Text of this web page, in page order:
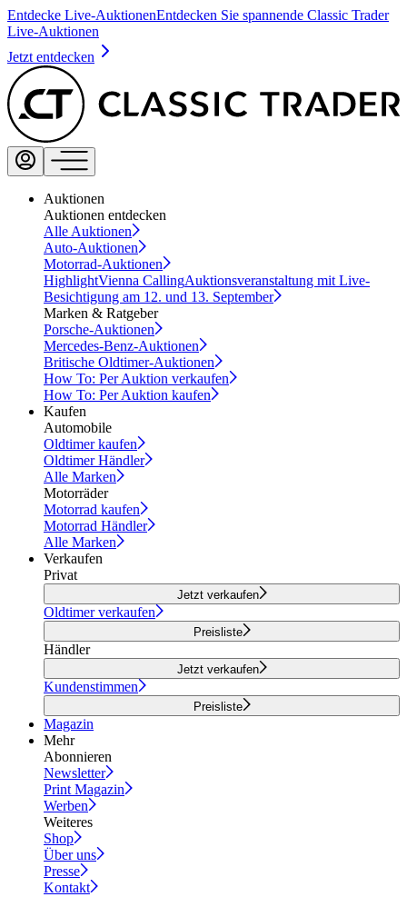
Entdecke Live-AuktionenEntdecken Sie spannende Classic Trader
Live-Auktionen
Jetzt entdecken
Auktionen
Auktionen entdecken
Alle Auktionen
Auto-Auktionen
Motorrad-Auktionen
HighlightVienna CallingAuktionsveranstaltung mit Live-
Besichtigung am 12. und 13. September
Marken & Ratgeber
Porsche-Auktionen
Mercedes-Benz-Auktionen
Britische Oldtimer-Auktionen
How To: Per Auktion verkaufen
How To: Per Auktion kaufen
Kaufen
Automobile
Oldtimer kaufen
Oldtimer Händler
Alle Marken
Motorräder
Motorrad kaufen
Motorrad Händler
Alle Marken
Verkaufen
Privat
Jetzt verkaufen
Oldtimer verkaufen
Preisliste
Händler
Jetzt verkaufen
Kundenstimmen
Preisliste
Magazin
Mehr
Abonnieren
Newsletter
Print Magazin
Werben
Weiteres
Shop
Über uns
Presse
Kontakt